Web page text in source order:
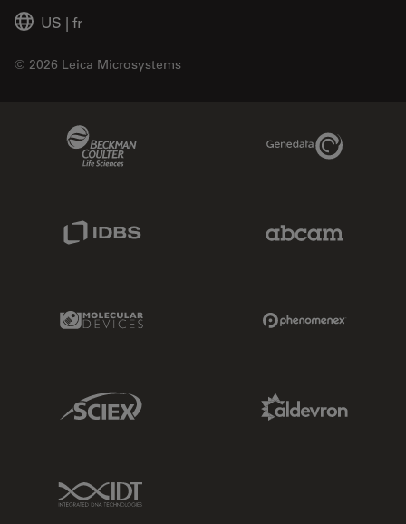
US | fr
© 2026 Leica Microsystems
Genedata Link
Molecular Devices Link
Sciex Link
IDT Link